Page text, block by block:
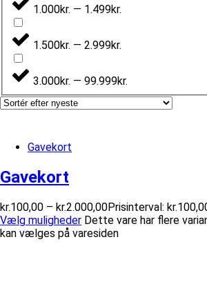
1.000kr. — 1.499kr.
1.500kr. — 2.999kr.
3.000kr. — 99.999kr.
Gavekort
Gavekort
kr.100,00 – kr.2.000,00Prisinterval:
Vælg muligheder Dette vare har flere
kan vælges på varesiden